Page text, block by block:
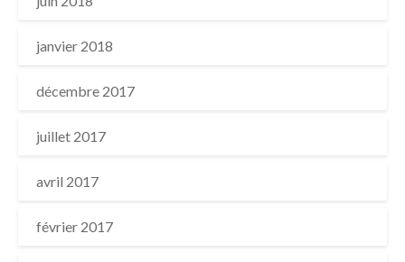
janvier 2018
décembre 2017
juillet 2017
avril 2017
février 2017